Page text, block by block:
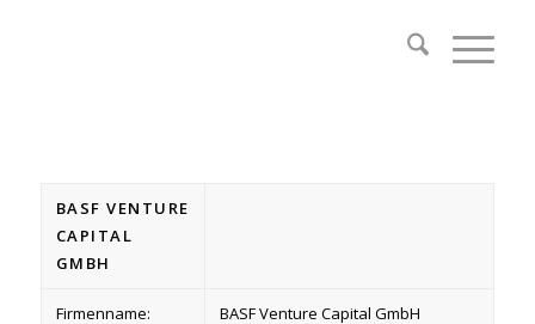
BASF VENTURE
CAPITAL
GMBH
Firmenname:
BASF Venture Capital GmbH